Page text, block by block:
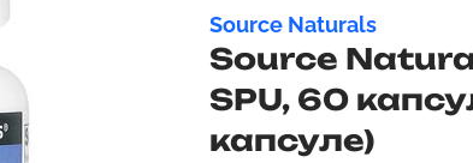
Source Naturals
Source
SPU, 60
капсуле)